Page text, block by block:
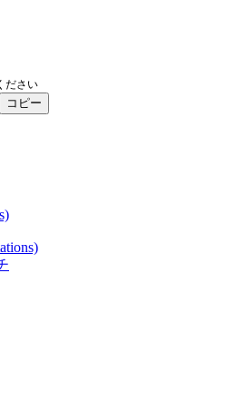
ださい
コピー